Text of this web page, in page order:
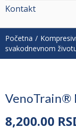
Kontakt
Početna
svakodnevnom
VenoTrain®
8,200.00